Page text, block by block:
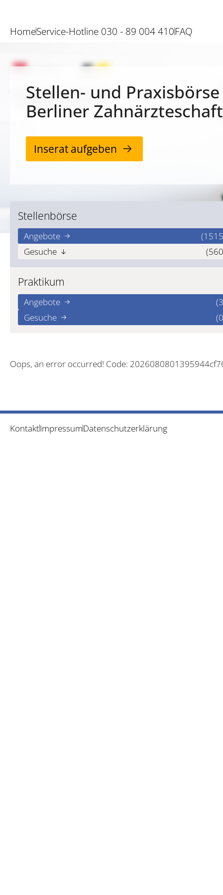
HomeService-Hotline 030 - 89 004 410FAQ
Stellen- und
Berliner Zahnärzteschaft
Inserat aufgeben
Stellenbörse
Angebote
Gesuche
Praktikum
Angebote
Gesuche
Oops, an error occurred! Code:
KontaktImpressumDatenschutzerklärung